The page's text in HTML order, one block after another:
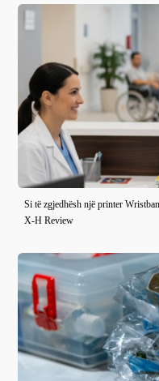
Si të zgjedhësh një printer
X-H Review